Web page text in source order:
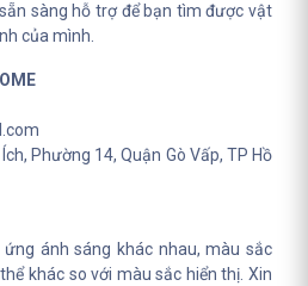
sàng hỗ trợ để bạn tìm được vật
của mình.
Phường 14, Quận Gò Vấp, TP Hồ
ứng ánh sáng khác nhau, màu sắc
khác so với màu sắc hiển thị. Xin